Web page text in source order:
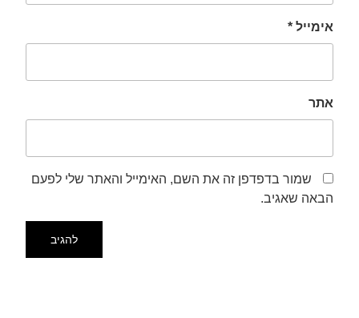
אימייל *
אתר
שמור בדפדפן זה את השם, האימייל והאתר שלי לפעם
הבאה שאגיב.